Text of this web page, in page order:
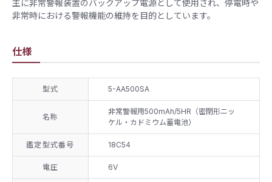
主に非常警報装置のバックアップ電源として使用され、停電時や
非常時における警報機能の維持を目的としています。
仕様
型式 5-AA500SA
名称
非常警報用500mAh/5HR（密閉形ニッ
ケル・カドミウム蓄電池）
鑑定型式番号 18C54
電圧 6V